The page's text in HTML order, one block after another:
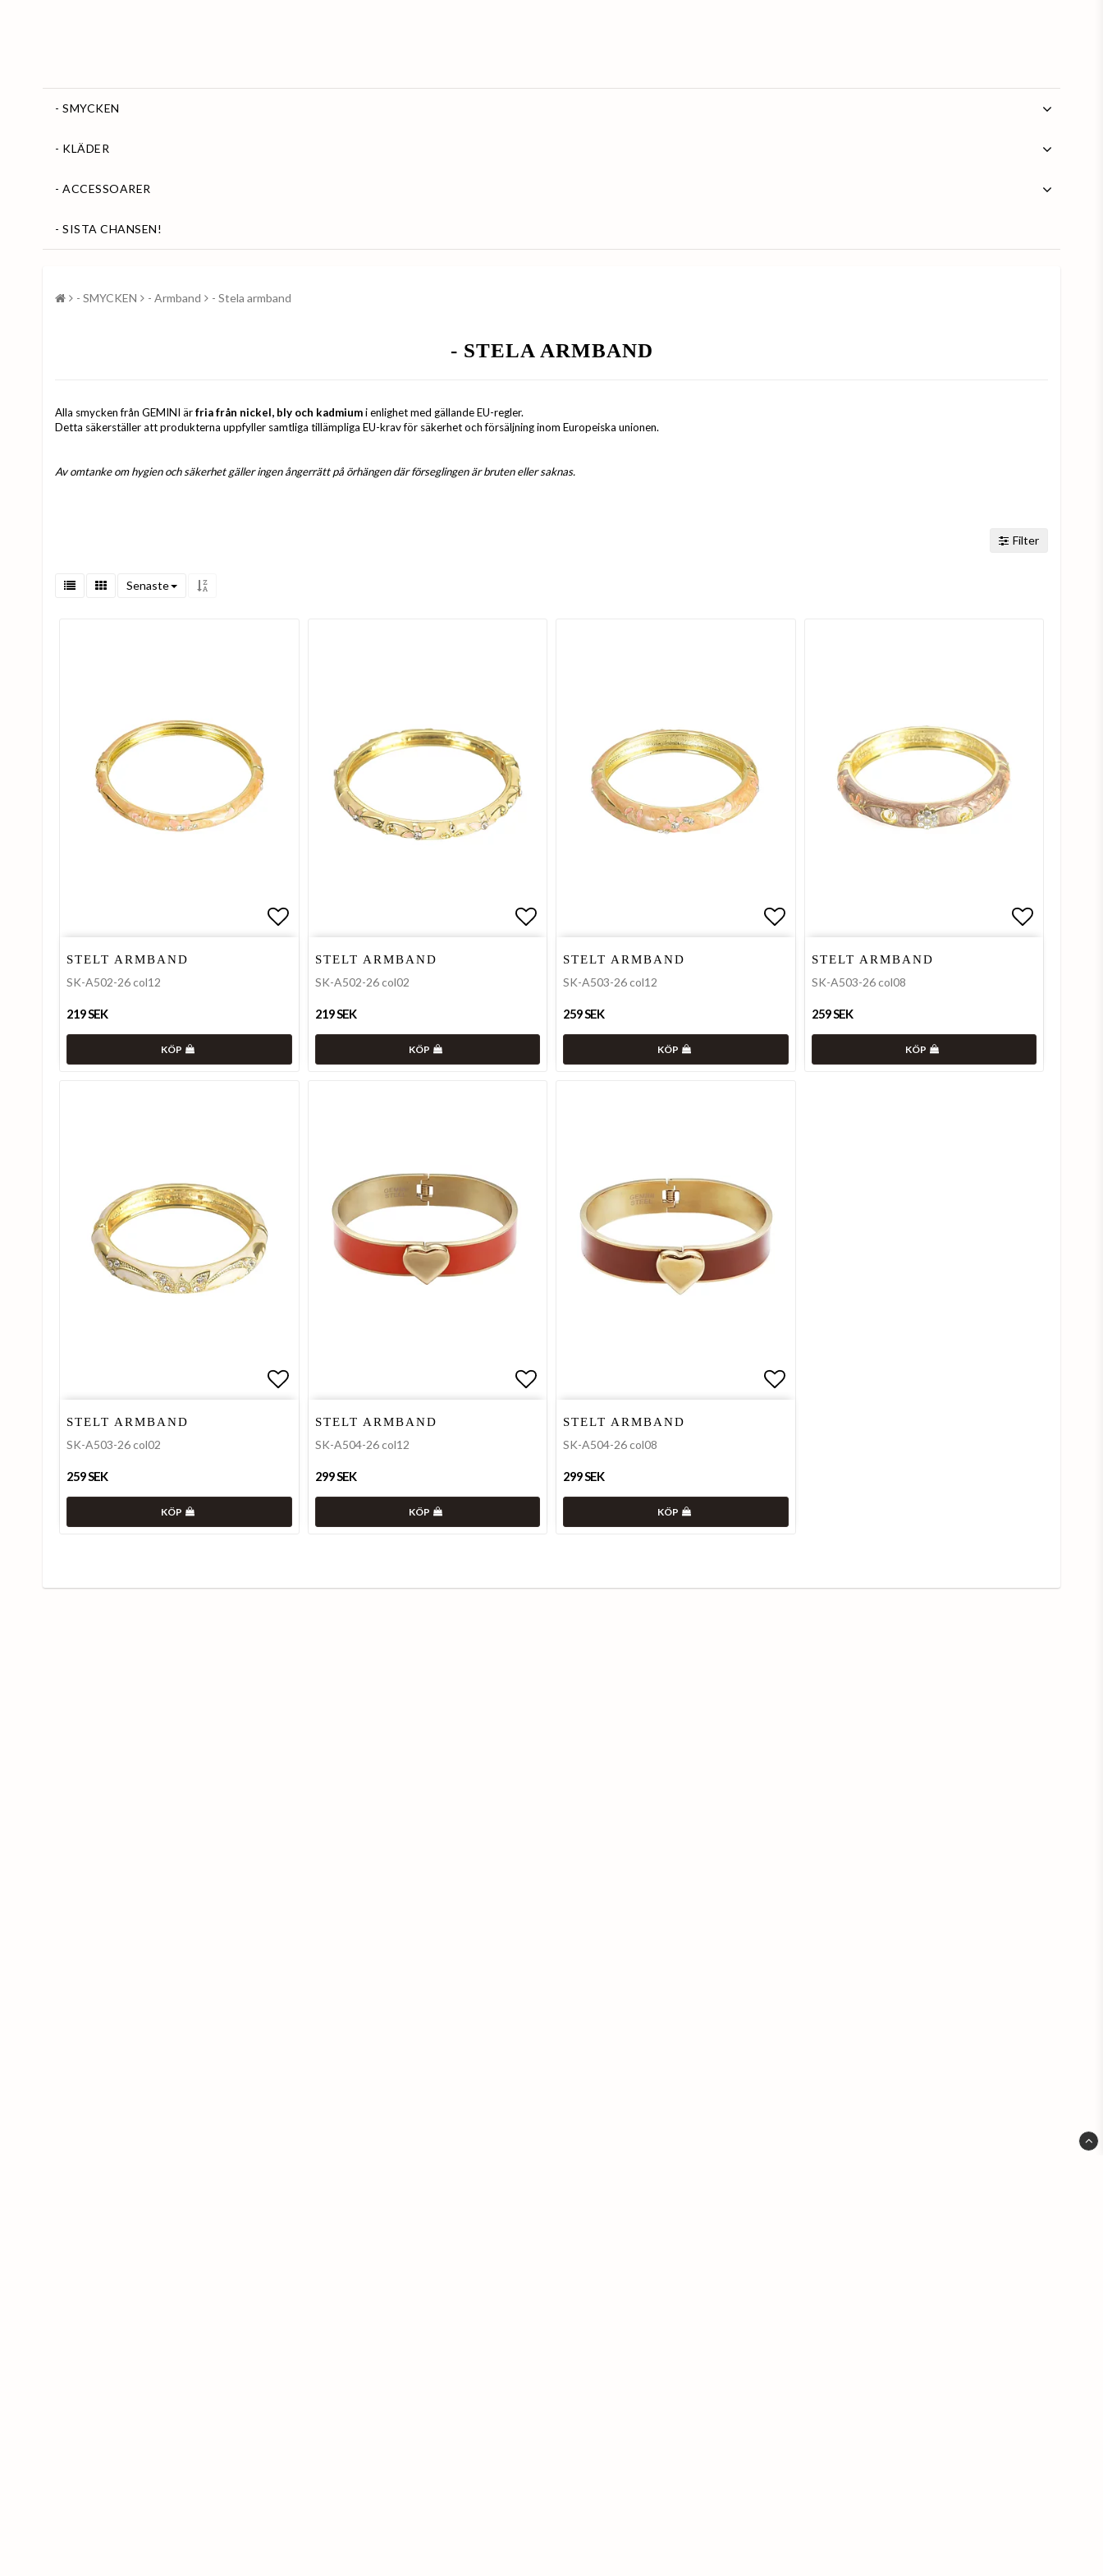
- SMYCKEN
- KLÄDER
- ACCESSOARER
- SISTA CHANSEN!
- SMYCKEN - Armband - Stela armband
- STELA ARMBAND
Alla smycken från GEMINI ärfria från nickel, bly och kadmiumi enlighet med gällande EU-regler.
Detta säkerställer att produkterna uppfyller samtliga tillämpliga EU-krav för säkerhet och försäljning inom Europeiska unionen.
Av omtanke om hygien och säkerhet gäller ingen ångerrätt på örhängen där förseglingen är bruten eller saknas.
Filter
Senaste
STELT ARMBAND
SK-A502-26 col12
219 SEK
KÖP
STELT ARMBAND
SK-A502-26 col02
219 SEK
KÖP
STELT ARMBAND
SK-A503-26 col12
259 SEK
KÖP
STELT ARMBAND
SK-A503-26 col08
259 SEK
KÖP
STELT ARMBAND
SK-A503-26 col02
259 SEK
KÖP
STELT ARMBAND
SK-A504-26 col12
299 SEK
KÖP
STELT ARMBAND
SK-A504-26 col08
299 SEK
KÖP